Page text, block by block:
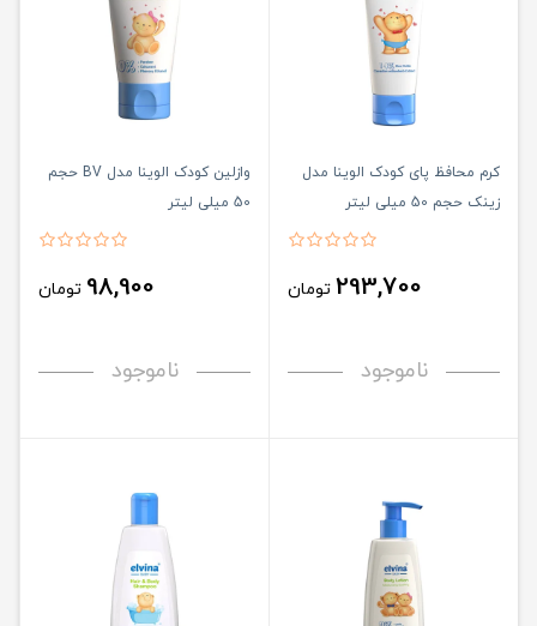
کرم محافظ پای کودک الوینا مدل
زینک حجم 50 میلی لیتر
293,700 تومان
ناموجود
وازلین کودک الوینا مدل BV حجم
50 میلی لیتر
98,900 تومان
ناموجود